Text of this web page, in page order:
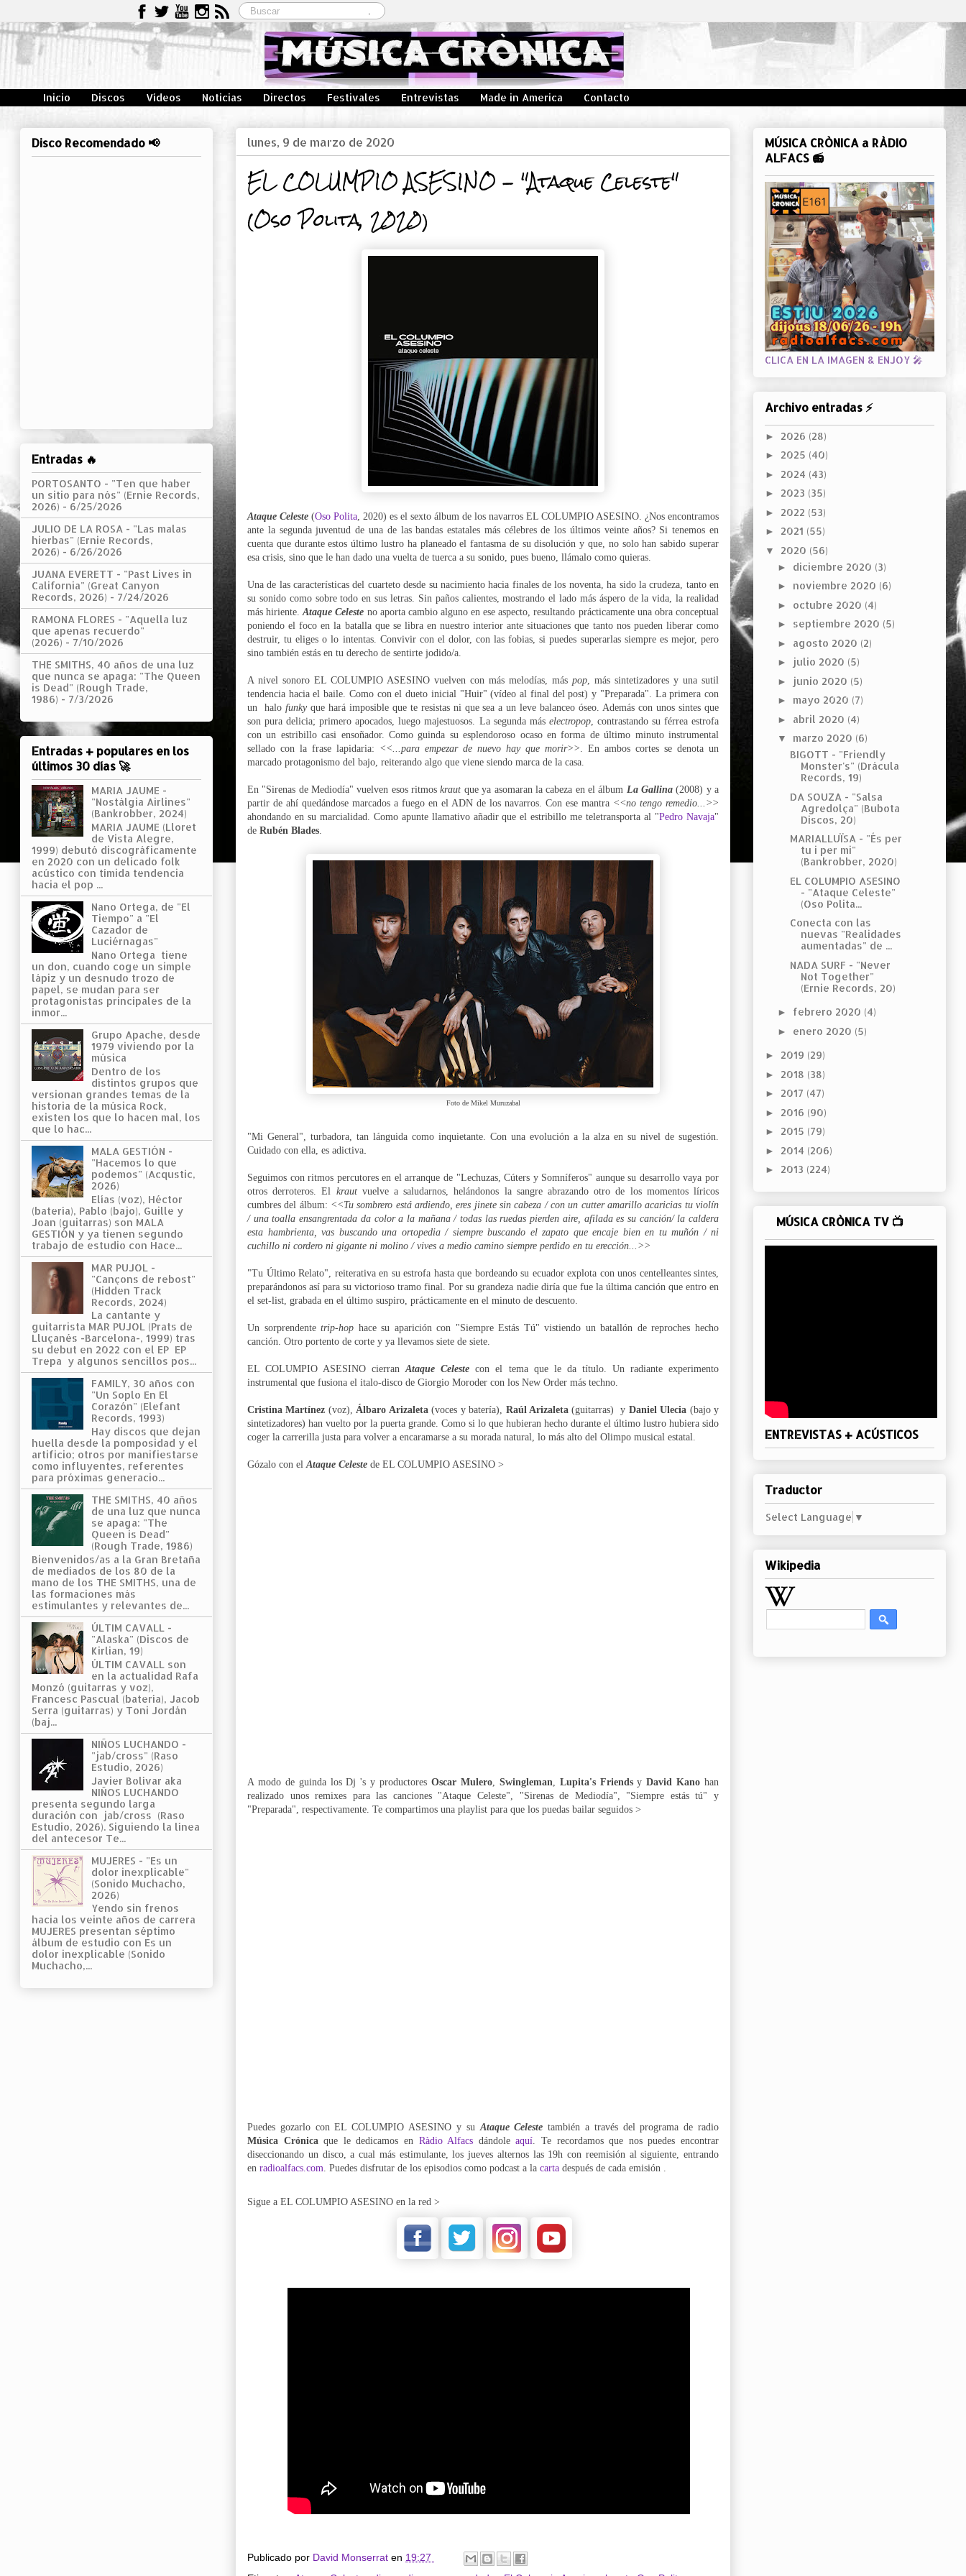
Inicio Discos Vídeos Noticias Directos Festivales Entrevistas Made in America Contacto
lunes, 9 de marzo de 2020
EL COLUMPIO ASESINO - "Ataque Celeste"
(Oso Polita, 2020)
Ataque Celeste (Oso Polita , 2020) es el sexto álbum de los navarros EL COLUMPIO ASESINO. ¿Nos encontramos
ante la segunda juventud de una de las bandas estatales más célebres de los últimos veinte años? Si tenemos en
cuenta que durante estos último lustro ha planeado el fantasma de su disolución y que, no solo han sabido superar
esa crisis, sino que le han dado una vuelta de tuerca a su sonido, pues bueno, llámalo como quieras.
Una de las características del cuarteto desde su nacimiento hacia finales de los noventa, ha sido la crudeza, tanto en
su sonido como sobre todo en sus letras. Sin paños calientes, mostrando el lado más áspero de la vida, la realidad
más hiriente.Ataque Celeste no aporta cambio alguno en ese aspecto, resultando prácticamente una obra conceptual
poniendo el foco en la batalla que se libra en nuestro interior ante situaciones que tanto nos pueden liberar como
destruir, tu eliges o lo intentas. Convivir con el dolor, con las fobias, si puedes superarlas siempre es mejor, pero
sino también estás en tu derecho de sentirte jodido/a.
A nivel sonoro EL COLUMPIO ASESINO vuelven con más melodías, más pop , más sintetizadores y una sutil
tendencia hacia el baile. Como con el dueto inicial "Huir" (vídeo al final del post) y "Preparada". La primera con
un halo funkyque hará imposible que te resistas ni que sea a un leve balanceo óseo. Además con unos sintes que
son pura delicia; primero apocados, luego majestuosos. La segunda más electropop, contrastando su férrea estrofa
con un estribillo casi ensoñador. Como guinda su esplendoroso ocaso en forma de último minuto instrumental
sellado con la frase lapidaria: <<...para empezar de nuevo hay que morir>> . En ambos cortes se denota un
marcado protagonismo del bajo, reiterando algo que viene siendo marca de la casa.
En "Sirenas de Mediodía" vuelven esos ritmoskraut que ya asomaran la cabeza en el álbum La Gallina(2008) y a
partir de ahí quedándose marcados a fuego en el ADN de los navarros. Con ese mantra <<no tengo remedio...>>
ahondando en su marcialidad. Como apunte llamativo añadir que el estribillo me teletransporta al "Pedro Navaja"
de Rubén Blades
Foto de Mikel Muruzabal
"Mi General", turbadora, tan lánguida como inquietante. Con una evolución a la alza en su nivel de sugestión.
Cuidado con ella, es adictiva
Seguimos con ritmos percutores en el arranque de "Lechuzas, Cúters y Somníferos" aunque su desarrollo vaya por
otros derroteros. El krautvuelve a saludarnos, helándonos la sangre abrazando otro de los momentos líricos
cumbres del álbum: <<Tu sombrero está ardiendo, eres jinete sin cabeza / con un cutter amarillo acaricias tu violín
/ una toalla ensangrentada da color a la mañana / todas las ruedas pierden aire, afilada es su canción/ la caldera
esta hambrienta, vas buscando una ortopedia / siempre buscando el zapato que encaje bien en tu muñón / ni
cuchillo ni cordero ni gigante ni molino / vives a medio camino siempre perdido en tu erección...>>
"Tu Último Relato", reiterativa en su estrofa hasta que bordeando su ecuador explota con unos centelleantes sintes,
preparándonos así para su victorioso tramo final. Por su grandeza nadie diría que fue la última canción que entro en
el set-list, grabada en el último suspiro, prácticamente en el minuto de descuento.
Un sorprendentetrip-hop hace su aparición con "Siempre Estás Tú" vistiendo un batallón de reproches hecho
canción. Otro portento de corte y ya llevamos siete de siete.
EL COLUMPIO ASESINO cierranAtaque Celeste con el tema que le da título. Un radiante experimento
instrumental que fusiona el italo-disco de Giorgio Moroder con los New Order más techno.
Cristina Martínez (voz), Álbaro Arizaleta(voces y batería), Raúl Arizaleta(guitarras) y Daniel Ulecia (bajo y
sintetizadores) han vuelto por la puerta grande. Como si lo que hubieran hecho durante el último lustro hubiera sido
coger la carrerilla justa para volver a encaramarse a su morada natural, lo más alto del Olimpo musical estatal.
Gózalo con el Ataque Celeste de EL COLUMPIO ASESINO >
A modo de guinda los Dj 's y productores Oscar Mulero, Swingleman Lupita's FriendsyDavid Kano han
realizado unos remixes para las canciones "Ataque Celeste", "Sirenas de Mediodía", "Siempre estás tú" y
"Preparada", respectivamente. Te compartimos una playlist para que los puedas bailar seguidos >
Puedes gozarlo con EL COLUMPIO ASESINO y su Ataque Celeste también a través del programa de radio
Música Crónicaque le dedicamos en Ràdio Alfacs dándoleaquí . Te recordamos que nos puedes encontrar
diseccionando un disco, a cual más estimulante, los jueves alternos las 19h con reemisión al siguiente, entrando
en radioalfacs.com . Puedes disfrutar de los episodios como podcast a la carta después de cada emisión .
Sigue a EL COLUMPIO ASESINO en la red >
Publicado por David Monserrat en 19:27
Disco Recomendado 📢
Entradas 🔥
PORTOSANTO - "Ten que haber
un sitio para nós" (Ernie Records,
2026) - 6/25/2026
JULIO DE LA ROSA - "Las malas
hierbas" (Ernie Records,
2026) - 6/26/2026
JUANA EVERETT - "Past Lives in
California" (Great Canyon
Records, 2026) - 7/24/2026
RAMONA FLORES - "Aquella luz
que apenas recuerdo"
(2026) - 7/10/2026
THE SMITHS, 40 años de una luz
que nunca se apaga: "The Queen
is Dead" (Rough Trade,
1986) - 7/3/2026
Entradas + populares en los
últimos 30 días 🚀
MARIA JAUME -
"Nostàlgia Airlines"
(Bankrobber, 2024)
MARIA JAUME (Lloret
de Vista Alegre,
1999) debutó discográficamente
en 2020 con un delicado folk
acústico con tímida tendencia
hacia el pop ...
Nano Ortega, de "El
Tiempo" a "El
Cazador de
Luciérnagas"
Nano Ortega tiene
un don, cuando coge un simple
lápiz y un desnudo trozo de
papel, se mudan para ser
protagonistas principales de la
inmor...
Grupo Apache, desde
1979 viviendo por la
música
Dentro de los
distintos grupos que
versionan grandes temas de la
historia de la música Rock,
existen los que lo hacen mal, los
que lo hac...
MALA GESTIÓN -
"Hacemos lo que
podemos" (Acqustic,
2026)
Elías (voz), Héctor
(batería), Pablo (bajo), Guille y
Joan (guitarras) son MALA
GESTIÓN y ya tienen segundo
trabajo de estudio con Hace...
MAR PUJOL -
"Cançons de rebost"
(Hidden Track
Records, 2024)
La cantante y
guitarrista MAR PUJOL (Prats de
Lluçanés -Barcelona-, 1999) tras
su debut en 2022 con el EP EP
Trepa y algunos sencillos pos...
FAMILY, 30 años con
"Un Soplo En El
Corazón" (Elefant
Records, 1993)
Hay discos que dejan
huella desde la pomposidad y el
artificio; otros por manifiestarse
como influyentes, referentes
para próximas generacio...
THE SMITHS, 40 años
de una luz que nunca
se apaga: "The
Queen is Dead"
(Rough Trade, 1986)
Bienvenidos/as a la Gran Bretaña
de mediados de los 80 de la
mano de los THE SMITHS, una de
las formaciones más
estimulantes y relevantes de...
ÚLTIM CAVALL -
"Alaska" (Discos de
Kirlian, 19)
ÚLTIM CAVALL son
en la actualidad Rafa
Monzó (guitarras y voz),
Francesc Pascual (batería), Jacob
Serra (guitarras) y Toni Jordán
(baj...
NIÑOS LUCHANDO -
"jab/cross" (Raso
Estudio, 2026)
Javier Bolívar aka
NIÑOS LUCHANDO
presenta segundo larga
duración con jab/cross (Raso
Estudio, 2026). Siguiendo la línea
del antecesor Te...
MUJERES - "Es un
dolor inexplicable"
(Sonido Muchacho,
2026)
Yendo sin frenos
hacia los veinte años de carrera
MUJERES presentan séptimo
álbum de estudio con Es un
dolor inexplicable (Sonido
Muchacho,...
MÚSICA CRÒNICA a RÀDIO
ALFACS 📻
CLICA EN LA IMAGEN & ENJOY 🎤
Archivo entradas ⚡
► 2026 (28)
► 2025 (40)
► 2024 (43)
► 2023 (35)
► 2022 (53)
► 2021 (55)
▼ 2020 (56)
► diciembre 2020 (3)
► noviembre 2020 (6)
► octubre 2020 (4)
► septiembre 2020 (5)
► agosto 2020 (2)
► julio 2020 (5)
► junio 2020 (5)
► mayo 2020 (7)
► abril 2020 (4)
▼ marzo 2020 (6)
BIGOTT - "Friendly
Monster's" (Drácula
Records, 19)
DA SOUZA - "Salsa
Agredolça" (Bubota
Discos, 20)
MARIALLUÏSA - "És per
tu i per mi"
(Bankrobber, 2020)
EL COLUMPIO ASESINO
- "Ataque Celeste"
(Oso Polita...
Conecta con las
nuevas "Realidades
aumentadas" de ...
NADA SURF - "Never
Not Together"
(Ernie Records, 20)
► febrero 2020 (4)
► enero 2020 (5)
► 2019 (29)
► 2018 (38)
► 2017 (47)
► 2016 (90)
► 2015 (79)
► 2014 (206)
► 2013 (224)
MÚSICA CRÒNICA TV 📺
ENTREVISTAS + ACÚSTICOS
Traductor
Select Language ▼
Wikipedia